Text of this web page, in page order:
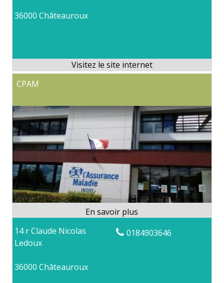
36000 Châteauroux
CPAM
14 r Claude Nicolas
Ledoux
36000 Châteauroux
0184903646